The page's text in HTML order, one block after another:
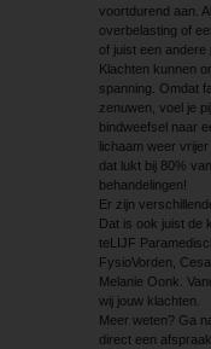
voortdurend aan.
overbelasting of
of juist een
Klachten kunnen
spanning. Omdat
zenuwen, voel je
bindweefsel naar
lichaam weer
dat lukt bij 80%
behandelingen!
Er zijn
Dat is ook juist de
teLIJF
FysioVorden,
Melanie Oonk.
wij jouw klachten.
Meer weten? Ga
direct een